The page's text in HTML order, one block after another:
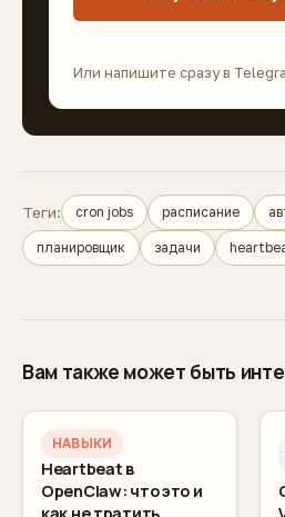
Или напишите сразу в
Теги: cron jobs расписание
планировщик задачи
Вам также может быть
НАВЫКИ
Heartbeat в
OpenClaw: что это и